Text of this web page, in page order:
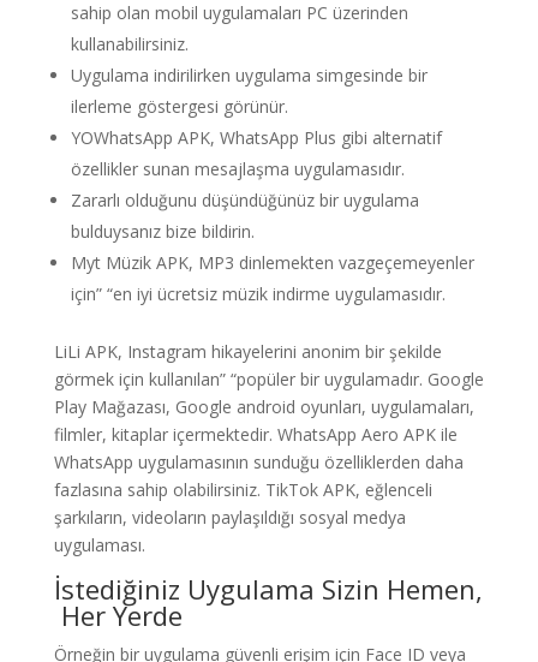
sahip olan mobil uygulamaları PC üzerinden
kullanabilirsiniz.
Uygulama indirilirken uygulama simgesinde bir
ilerleme göstergesi görünür.
YOWhatsApp APK, WhatsApp Plus gibi alternatif
özellikler sunan mesajlaşma uygulamasıdır.
Zararlı olduğunu düşündüğünüz bir uygulama
bulduysanız bize bildirin.
Myt Müzik APK, MP3 dinlemekten vazgeçemeyenler
için” “en iyi ücretsiz müzik indirme uygulamasıdır.
LiLi APK, Instagram hikayelerini anonim bir şekilde
görmek için kullanılan” “popüler bir uygulamadır. Google
Play Mağazası, Google android oyunları, uygulamaları,
filmler, kitaplar içermektedir. WhatsApp Aero APK ile
WhatsApp uygulamasının sunduğu özelliklerden daha
fazlasına sahip olabilirsiniz. TikTok APK, eğlenceli
şarkıların, videoların paylaşıldığı sosyal medya
uygulaması.
İstediğiniz Uygulama Sizin Hemen,
Her Yerde
Örneğin bir uygulama güvenli erişim için Face ID veya